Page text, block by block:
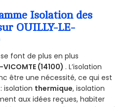
Isolation des
OUILLY-LE-
se font de plus en plus
VICOMTE (14100) . L’isolation
être une nécessité, ce qui est
isolation thermique, isolation
aux idées reçues, habiter